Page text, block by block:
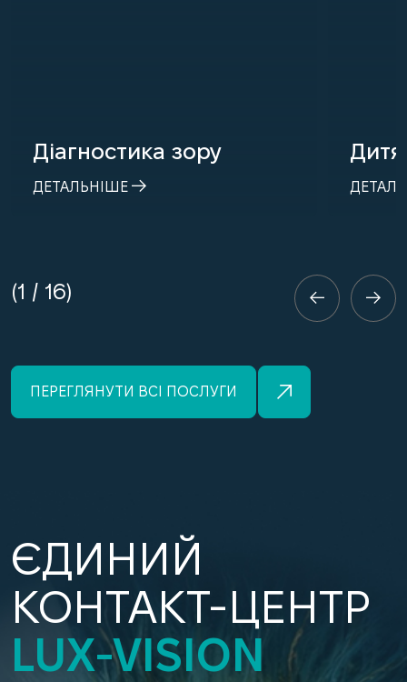
Діагностика зору
ДЕТАЛЬНІШЕ
1 / 16
ПЕРЕГЛЯНУТИ ВСІ ПОСЛУГИ
ЄДИНИЙ
КОНТАКТ-ЦЕНТР
LUX-VISION